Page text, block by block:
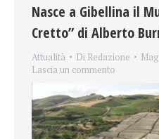
Nasce a Gibellina il
Cretto” di Alberto
Attualità Di Redazione
Lascia un commento